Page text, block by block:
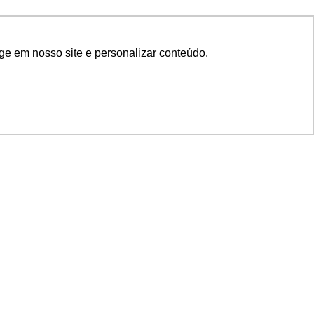
em nosso site e personalizar conteúdo.